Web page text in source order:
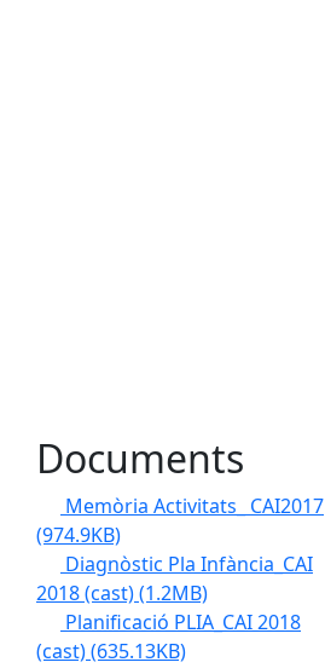
Documents
Memòria Activitats_ CAI2017
(974.9KB)
Diagnòstic Pla Infància_CAI
2018 (cast)(1.2MB)
Planificació PLIA_CAI 2018
(cast)(635.13KB)